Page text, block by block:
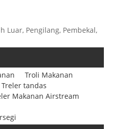
Luar, Pengilang, Pembekal,
Troli Makanan
Treler tandas
Makanan Airstream